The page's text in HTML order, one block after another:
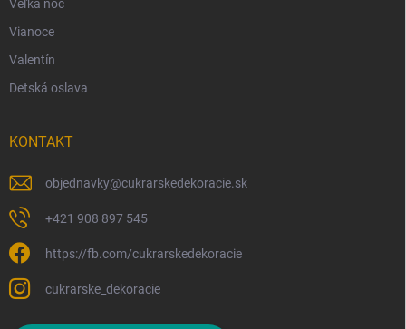
Veľká noc
Vianoce
Valentín
Detská oslava
KONTAKT
objednavky@cukrarskedekoracie.sk
+421 908 897 545
https://fb.com/cukrarskedekoracie
cukrarske_dekoracie